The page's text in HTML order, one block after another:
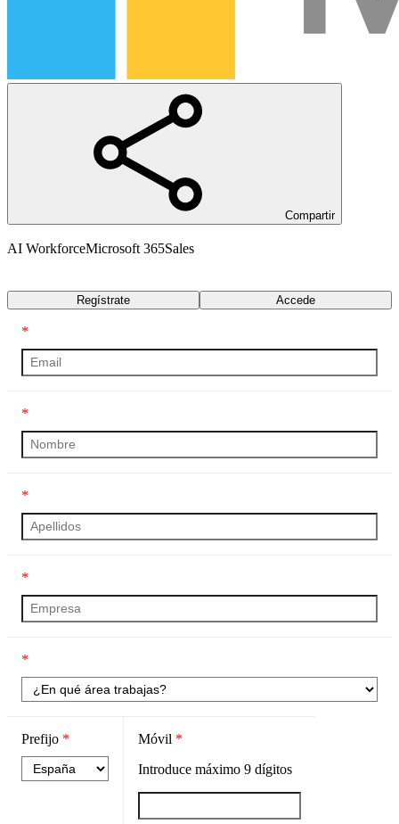
Compartir
AI WorkforceMicrosoft 365Sales
Regístrate Accede
*
*
*
*
*
Prefijo * Móvil *
Introduce máximo 9dígitos